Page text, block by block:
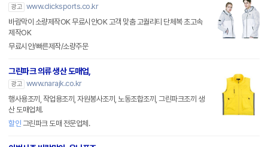
광고 www.clicksports.co.kr
바람막이 소량제작OK 무료시안OK 고객 맞춤 고퀄리티 단체복 초고속
제작OK
무료시안/빠른제작/소량주문
그린파크 의류 생산 도매업,
광고 www.narajk.co.kr
행사용조끼, 작업용조끼, 자원봉사조끼, 노동조합조끼, 그린파크조끼 생
산 도매업체.
할인 그린파크 도매 전문업체.